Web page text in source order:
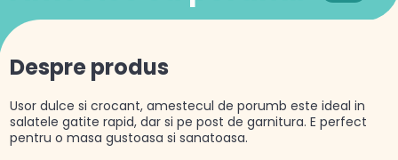
Despre produs
Usor dulce si crocant, amestecul de porumb este ideal in
salatele gatite rapid, dar si pe post de garnitura. E perfect
pentru o masa gustoasa si sanatoasa.